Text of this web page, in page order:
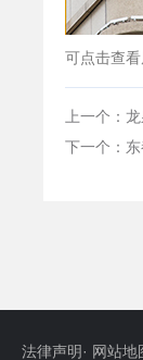
可点击查看
上一个：
下一个：东
法律声明· 网站地